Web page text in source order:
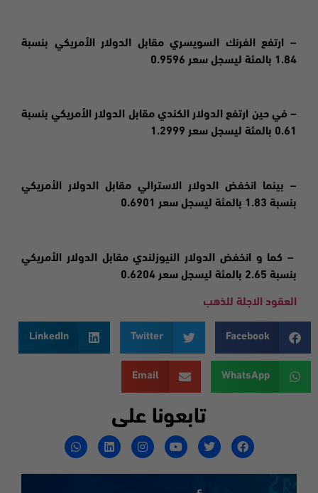
– ارتفع الفرنك السويسري مقابل الدولار الأمريكي بنسبة
1.84 بالمئة ليسجل سعر 0.9596
– في حين ارتفع الدولار الكندي مقابل الدولار الأمريكي بنسبة
0.61 بالمئة ليسجل سعر 1.2999
– بينما انخفض الدولار الاسترالي مقابل الدولار الأمريكي
بنسبة 1.83 بالمئة ليسجل سعر 0.6901
– كما و انخفض الدولار النيوزلندي مقابل الدولار الأمريكي
بنسبة 2.65 بالمئة ليسجل سعر 0.6204
العقود الاجلة للذهب
Facebook
Twitter
LinkedIn
WhatsApp
Email
تابعونا على